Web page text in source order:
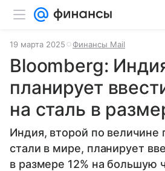
19 марта 2025 Финансы Mail
Bloomberg:
планирует
на сталь в
Индия, второй по величине
стали в мире, планирует
в размере 12% на большую